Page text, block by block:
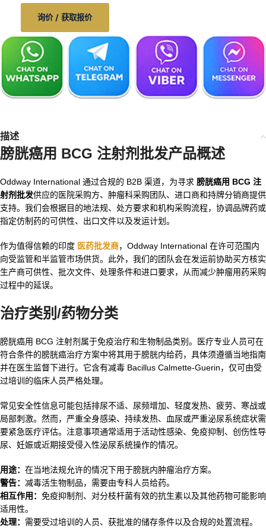
询价 / 获取报价
描述
膀胱癌用 BCG 注射剂批发产品概述
Oddway International 通过合规的 B2B 渠道，为寻求 膀胱癌用 BCG 注
射剂批发供应的医院采购方、肿瘤科采购团队、进口商和持牌分销商提供
支持。我们会根据目的地法规、处方要求和机构采购流程，协调品牌药或
指定仿制药的可供性、出口文件以及发运计划。
作为值得信赖的印度 医药批发商，Oddway International 在许可范围内
向受监管和半监管市场供货。此外，我们的团队会在发运前协助买方核实
生产商可供性、批次文件、处理条件和进口要求，从而减少肿瘤用药采购
过程中的延误。
治疗类别/药物分类
膀胱癌用 BCG 注射剂属于免疫治疗和生物制品类别。医疗专业人员可在
符合条件的膀胱癌治疗方案中将其用于膀胱内给药，具体须遵循当地指南
并在医生监督下进行。它含有减毒 Bacillus Calmette-Guerin，仅可由受
过培训的临床人员严格处理。
常见安全性信息可能包括排尿不适、尿频增加、轻度发热、疲劳、寒战或
局部刺激。然而，严重全身感染、持续发热、血尿或严重泌尿系统症状需
要紧急医疗评估。注意事项通常适用于活动性感染、免疫抑制、创伤性导
尿、妊娠或近期接受侵入性泌尿系统操作的情况。
用途： 在当地法规允许的情况下用于膀胱内肿瘤治疗方案。
警告： 减毒活生物制品，需要由专科人员给药。
相互作用： 免疫抑制剂、对分枝杆菌有效的抗生素以及其他药物可能影响
适用性。
处理： 需要受过培训的人员、获批准的储存条件以及合规的处置流程。